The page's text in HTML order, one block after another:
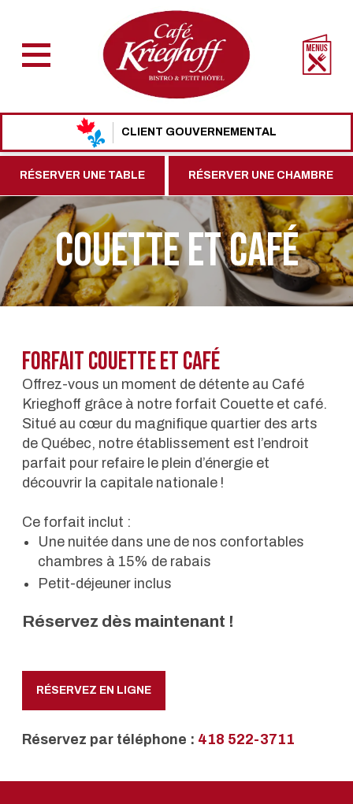
RÉSERVER UNE TABLE
CLIENT GOUVERNEMENTAL
RÉSERVER UNE CHAMBRE
COUETTE ET CAFÉ
Forfait Couette et café
Offrez-vous un moment de détente au Café
Krieghoff grâce à notre forfait Couette et café.
Situé au cœur du magnifique quartier des arts
de Québec, notre établissement est l’endroit
parfait pour refaire le plein d’énergie et
découvrir la capitale nationale !
Ce forfait inclut :
Une nuitée dans une de nos confortables
chambres à 15% de rabais
Petit-déjeuner inclus
Réservez dès maintenant !
RÉSERVEZ EN LIGNE
Réservez par téléphone : 418 522-3711